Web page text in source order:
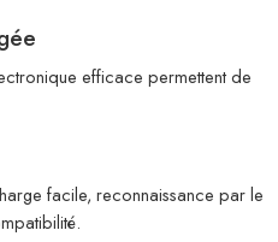
efficace permettent de
facile, reconnaissance par le